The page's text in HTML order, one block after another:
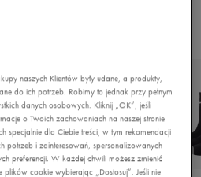
designowi, ale również oferują
się na większy komfort podczas
naszych Klientów były udane, a produkty,
do ich potrzeb. Robimy to jednak przy pełnym
danych osobowych. Kliknij „OK”, jeśli
o Twoich zachowaniach na naszej stronie
specjalnie dla Ciebie treści, w tym rekomendacji
potrzeb i zainteresowań, spersonalizowanych
preferencji. W każdej chwili możesz zmienić
cookie wybierając „Dostosuj”. Jeśli nie